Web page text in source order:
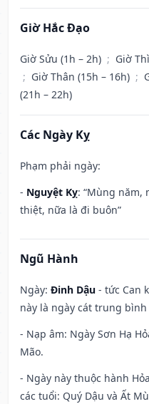
Giờ Hắc Đạo
Giờ Sửu (1h – 2h) ; Giờ
; Giờ Thân (15h – 16h) ;
(21h – 22h)
Các Ngày Kỵ
Phạm phải ngày:
- Nguyệt Kỵ: “Mùng năm,
thiệt, nữa là đi buôn”
Ngũ Hành
Ngày: Đinh Dậu - tức Can
này là ngày cát trung bình
- Nạp âm: Ngày Sơn Hạ
Mão.
- Ngày này thuộc hành
các tuổi: Quý Dậu và Ất